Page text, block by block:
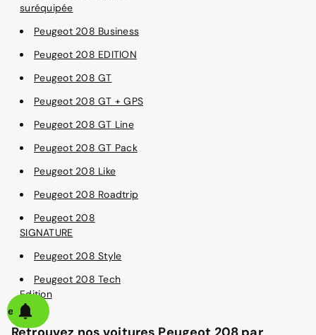
suréquipée
Peugeot 208 Business
Peugeot 208 EDITION
Peugeot 208 GT
Peugeot 208 GT + GPS
Peugeot 208 GT Line
Peugeot 208 GT Pack
Peugeot 208 Like
Peugeot 208 Roadtrip
Peugeot 208
SIGNATURE
Peugeot 208 Style
Peugeot 208 Tech
Edition